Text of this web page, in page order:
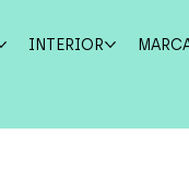
INTERIOR